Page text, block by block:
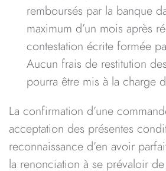
remboursés par la banque
maximum d’un mois après
contestation écrite formée
Aucun frais de restitution
pourra être mis à la charge
La confirmation d’une
acceptation des présentes
reconnaissance d’en avoir
la renonciation à se prévaloir